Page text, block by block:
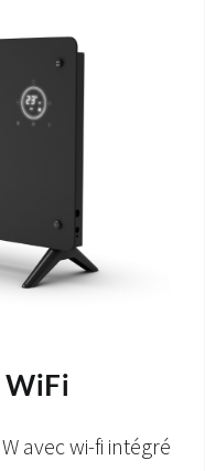
WiFi
avec wi-fi intégré